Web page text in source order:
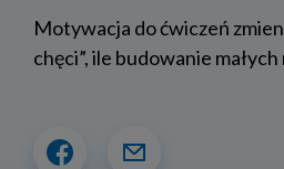
Motywacja do ćwiczeń
chęci”, ile budowanie